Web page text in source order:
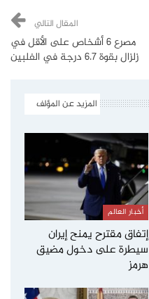
المقال التالي
مصرع 6 أشخاص على الأقل في
زلزال بقوة 6.7 درجة في الفلبين
المزيد عن المؤلف
أخبار العالم
إتفاق مقترح يمنح إيران
سيطرة على دخول مضيق
هرمز